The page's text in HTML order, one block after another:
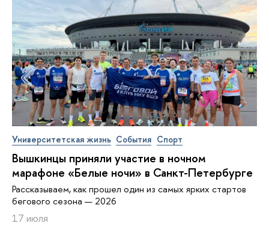
Университетская жизнь События Спорт
Вышкинцы приняли участие в ночном
марафоне «Белые ночи» в Санкт-Петербурге
Рассказываем, как прошел один из самых ярких стартов
бегового сезона — 2026
17 июля